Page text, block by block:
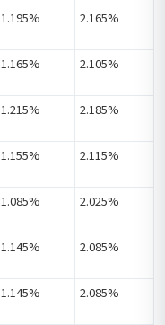
1.195% 2.165%
1.165% 2.105%
1.215% 2.185%
1.155% 2.115%
1.085% 2.025%
1.145% 2.085%
1.145% 2.085%